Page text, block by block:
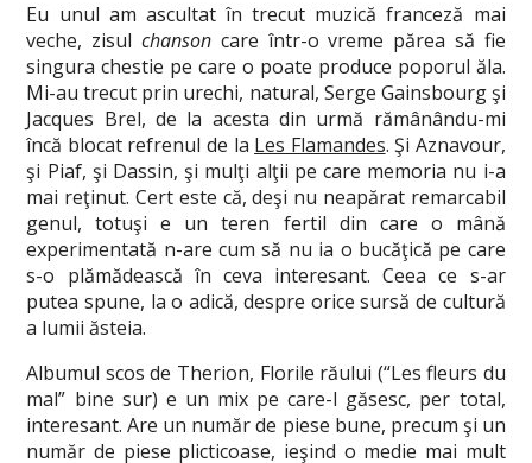
Eu unul am ascultat în trecut muzică franceză mai
veche, zisul chansoncare într-o vreme părea să fie
singura chestie pe care o poate produce poporul ăla.
Mi-au trecut prin urechi, natural, Serge Gainsbourg şi
Jacques Brel, de la acesta din urmă rămânându-mi
încă blocat refrenul de la Les Flamandes. Şi Aznavour,
şi Piaf, şi Dassin, şi mulţi alţii pe care memoria nu i-a
mai reţinut. Cert este că, deşi nu neapărat remarcabil
genul, totuşi e un teren fertil din care o mână
experimentată n-are cum să nu ia o bucăţică pe care
s-o plămădească în ceva interesant. Ceea ce s-ar
putea spune, la o adică, despre orice sursă de cultură
a lumii ăsteia.
Albumul scos de Therion, Florile răului (“Les fleurs du
mal” bine sur) e un mix pe care-l găsesc, per total,
interesant. Are un număr de piese bune, precum şi un
număr de piese plicticoase, ieşind o medie mai mult